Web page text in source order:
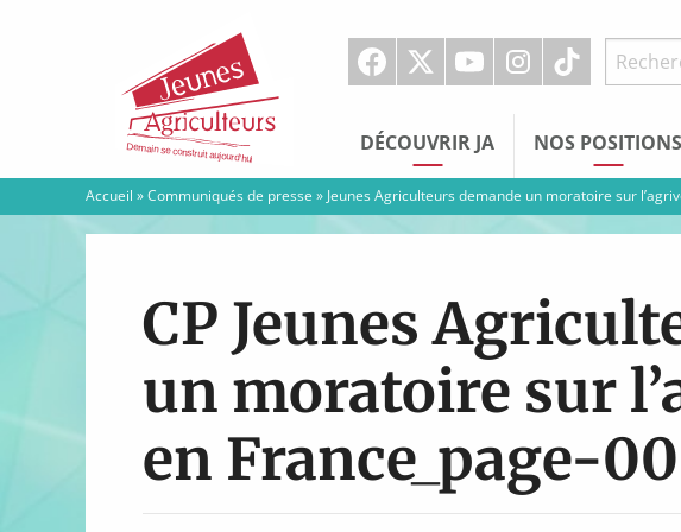
Agriculteurs
DÉCOUVRIR JA NOS POSITIONS
Accueil »Communiqués de presse » Jeunes Agriculteurs demande un moratoire sur
CP Jeunes
un moratoire sur
en France_page-